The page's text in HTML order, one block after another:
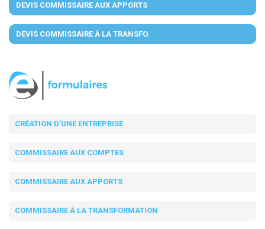
DEVIS COMMISSAIRE AUX APPORTS
DEVIS COMMISSAIRE À LA TRANSFO.
CRÉATION D'UNE ENTREPRISE
COMMISSAIRE AUX COMPTES
COMMISSAIRE AUX APPORTS
COMMISSAIRE À LA TRANSFORMATION